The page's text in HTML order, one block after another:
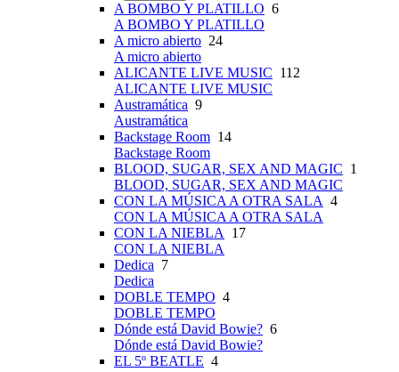
A BOMBO Y PLATILLO 6
A BOMBO Y PLATILLO
A micro abierto 24
A micro abierto
ALICANTE LIVE MUSIC 112
ALICANTE LIVE MUSIC
Austramática 9
Austramática
Backstage Room 14
Backstage Room
BLOOD, SUGAR, SEX AND MAGIC 1
BLOOD, SUGAR, SEX AND MAGIC
CON LA MÚSICA A OTRA SALA 4
CON LA MÚSICA A OTRA SALA
CON LA NIEBLA 17
CON LA NIEBLA
Dedica 7
Dedica
DOBLE TEMPO 4
DOBLE TEMPO
Dónde está David Bowie? 6
Dónde está David Bowie?
EL 5º BEATLE 4